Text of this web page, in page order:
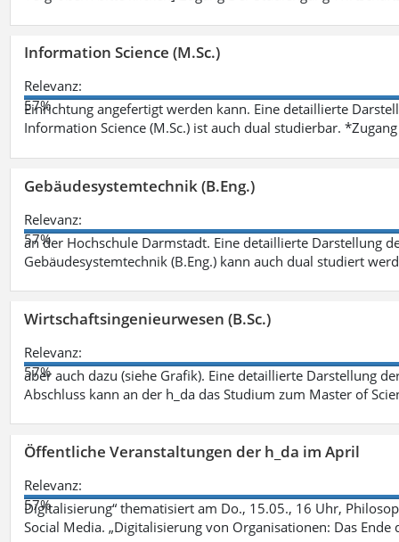
Information Science (M.Sc.)
Relevanz:
57%
Einrichtung angefertigt werden kann. Eine detaillierte
Information Science (M.Sc.) ist auch dual studierbar.
Gebäudesystemtechnik (B.Eng.)
Relevanz:
57%
an der Hochschule Darmstadt. Eine detaillierte Darstellung
Gebäudesystemtechnik (B.Eng.) kann auch dual studiert
Wirtschaftsingenieurwesen (B.Sc.)
Relevanz:
57%
aber auch dazu (siehe Grafik). Eine detaillierte Darstellung
Abschluss kann an der h_da das Studium zum Master of
Öffentliche Veranstaltungen der h_da im April
Relevanz:
57%
Digitalisierung“ thematisiert am Do., 15.05., 16 Uhr,
Social Media. „Digitalisierung von Organisationen: Das Ende